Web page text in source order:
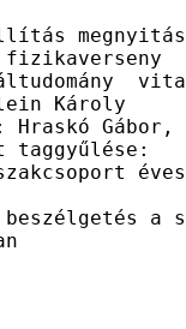
Károly
Hraskó Gábor,
taggyűlése:
a